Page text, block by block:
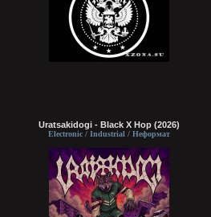
Uratsakidogi - Black X Hop (2026)
Electronic / Industrial / Неформат